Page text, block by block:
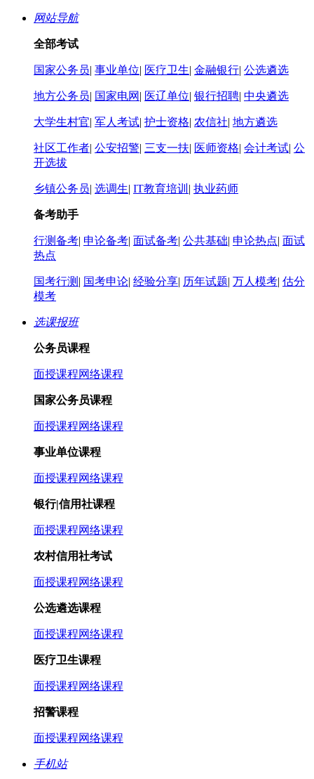
网站导航
全部考试
国家公务员| 事业单位| 医疗卫生| 金融银行| 公选遴选
地方公务员| 国家电网 | 医辽单位| 银行招聘| 中央遴选
大学生村官| 军人考试| 护士资格| 农信社| 地方遴选
社区工作者| 公安招警| 三支一扶| 医师资格| 会计考试| 公
开选拔
乡镇公务员| 选调生| IT教育培训 | 执业药师
备考助手
行测备考| 申论备考| 面试备考| 公共基础| 申论热点| 面试
热点
国考行测 | 国考申论| 经验分享| 历年试题| 万人模考| 估分
模考
选课报班
公务员课程
面授课程网络课程
国家公务员课程
面授课程网络课程
事业单位课程
面授课程网络课程
银行|信用社课程
面授课程网络课程
农村信用社考试
面授课程网络课程
公选遴选课程
面授课程网络课程
医疗卫生课程
面授课程网络课程
招警课程
面授课程网络课程
手机站